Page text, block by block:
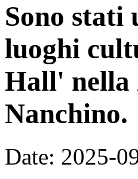
Sono
luoghi
Hall' nella
Nanchino.
Date: 2025-